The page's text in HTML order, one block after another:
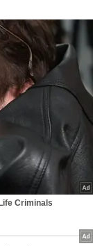
Criminals